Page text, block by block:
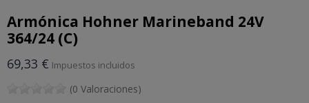
Armónica Hohner Marineband 24V
364/24 (C)
69,33 € Impuestos incluidos
(0 Valoraciones)